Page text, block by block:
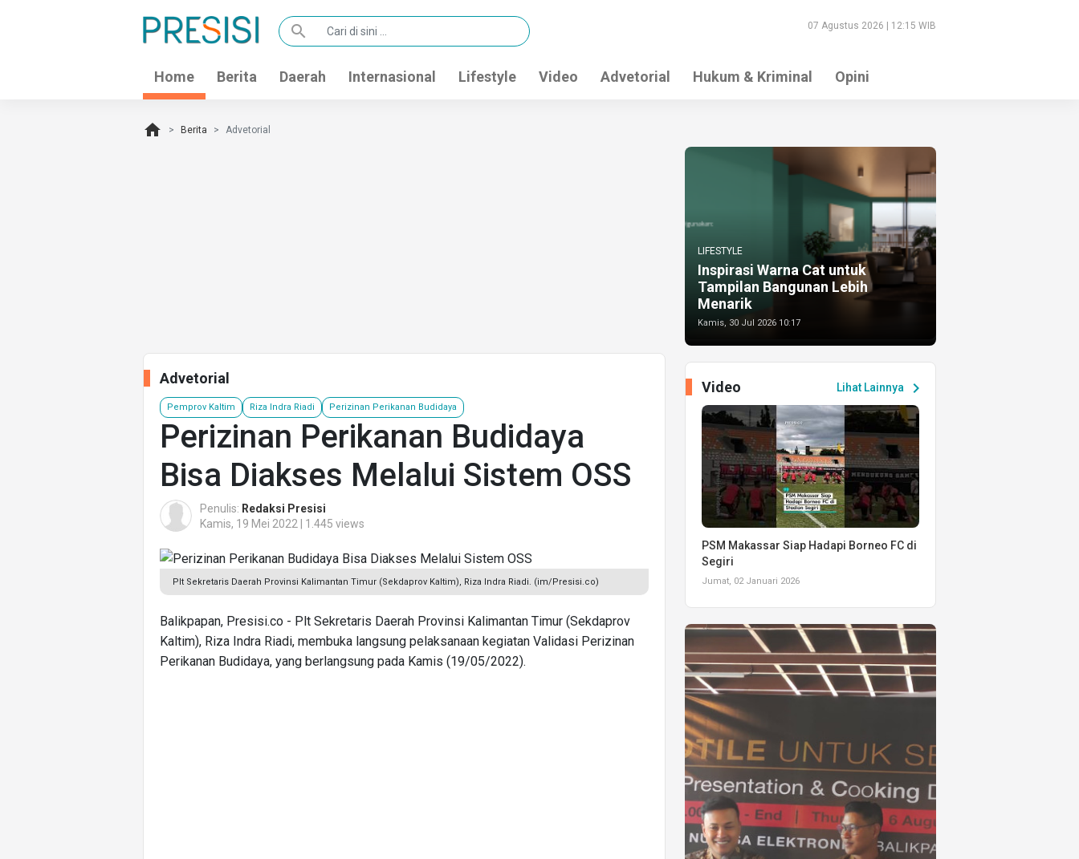
search 07 Agustus 2026 | 12:15 WIB
Home Berita Daerah Internasional Lifestyle Video Advetorial Hukum & Kriminal Opini
home Berita Advetorial
Advetorial
Pemprov Kaltim Riza Indra Riadi Perizinan Perikanan Budidaya
Perizinan Perikanan Budidaya
Bisa Diakses Melalui Sistem OSS
Penulis: Redaksi Presisi
Kamis, 19 Mei 2022 | 1.445 views
Plt Sekretaris Daerah Provinsi Kalimantan Timur (Sekdaprov Kaltim), Riza Indra Riadi. (im/Presisi.co)
Balikpapan, Presisi.co - Plt Sekretaris Daerah Provinsi Kalimantan Timur (Sekdaprov
Kaltim), Riza Indra Riadi, membuka langsung pelaksanaan kegiatan Validasi Perizinan
Perikanan Budidaya, yang berlangsung pada Kamis (19/05/2022).
LIFESTYLE
Inspirasi Warna Cat untuk
Tampilan Bangunan Lebih
Menarik
Kamis, 30 Jul 2026 10:17
Lihat Lainnya chevron_right
Video
PSM Makassar Siap Hadapi Borneo FC di
Segiri
Jumat, 02 Januari 2026